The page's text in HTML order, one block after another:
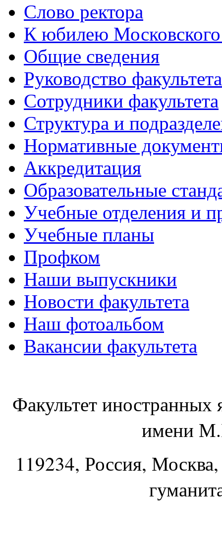
Слово ректора
К юбилею Московского
Общие сведения
Руководство факультета
Сотрудники факультета
Структура и
Нормативные
Аккредитация
Образовательные
Учебные отделения и
Учебные планы
Профком
Наши выпускники
Новости факультета
Наш фотоальбом
Вакансии факультета
Факультет
имени
119234, Россия,